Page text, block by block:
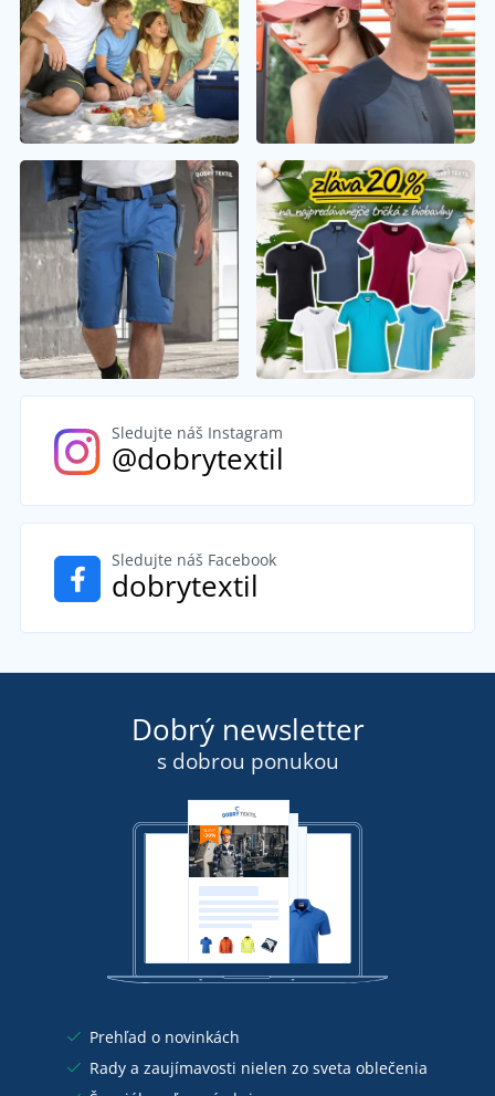
Sledujte náš Instagram
@dobrytextil
Sledujte náš Facebook
dobrytextil
Dobrý newsletter
s dobrou ponukou
Prehľad o novinkách
Rady a zaujímavosti nielen zo sveta oblečenia